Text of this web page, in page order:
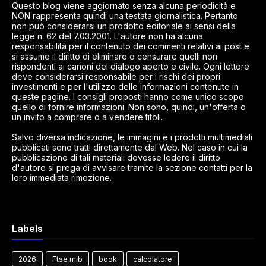
Questo blog viene aggiornato senza alcuna periodicità e
NON rappresenta quindi una testata giornalistica. Pertanto
non può considerarsi un prodotto editoriale ai sensi della
legge n. 62 del 7.03.2001. L'autore non ha alcuna
responsabilità per il contenuto dei commenti relativi ai post e
si assume il diritto di eliminare o censurare quelli non
rispondenti ai canoni del dialogo aperto e civile. Ogni lettore
deve considerarsi responsabile per i rischi dei propri
investimenti e per l'utilizzo delle informazioni contenute in
queste pagine. I consigli proposti hanno come unico scopo
quello di fornire informazioni. Non sono, quindi, un'offerta o
un invito a comprare o a vendere titoli.
Salvo diversa indicazione, le immagini e i prodotti multimediali
pubblicati sono tratti direttamente dal Web. Nel caso in cui la
pubblicazione di tali materiali dovesse ledere il diritto
d'autore si prega di avvisare tramite la sezione contatti per la
loro immediata rimozione.
Labels
2026 Ftse mib book calcolatore